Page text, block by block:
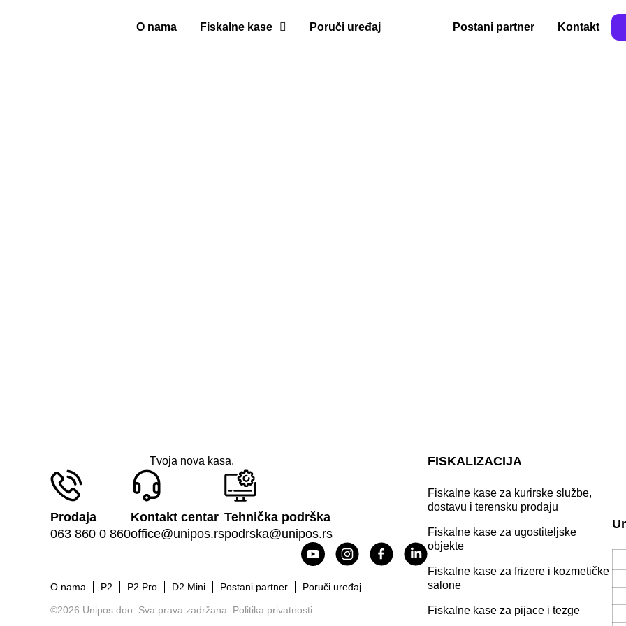
O nama Fiskalne kase Poruči uređaj Postani partner Kontakt
Tvoja nova kasa.
Prodaja
063 860 0 860
Kontakt centar
office@unipos.rs
Tehnička podrška
podrska@unipos.rs
O nama P2 P2 Pro D2 Mini Postani partner Poruči uređaj
©2026 Unipos doo. Sva prava zadržana. Politika privatnosti
FISKALIZACIJA
Fiskalne kase za kurirske službe,
dostavu i terensku prodaju
Fiskalne kase za ugostiteljske
objekte
Fiskalne kase za frizere i kozmetičke
salone
Fiskalne kase za pijace i tezge